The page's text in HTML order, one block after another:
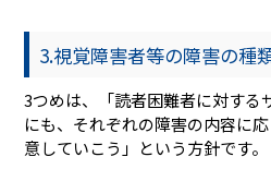
3.視覚障害者等の障害の種
3つめは、「読者困難者に対する
にも、それぞれの障害の内容に
意していこう」という方針です。